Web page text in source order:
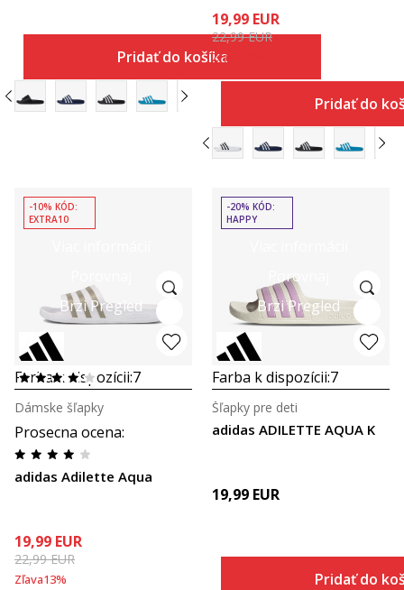
Pridať do košíka
19,99 EUR
22,99EUR
Zľava
Pridať do
Brzi Pregled
-10% KÓD:
EXTRA10
Farba k dispozícii:7
Prosecna ocena:
adidas Adilette Aqua
Dámske šľapky
19,99 EUR
22,99EUR
Zľava13%
Porovnaj
Brzi Pregled
-20% KÓD:
HAPPY
Farba k dispozícii:7
adidas ADILETTE AQUA K
Šľapky pre deti
19,99 EUR
Pridať do